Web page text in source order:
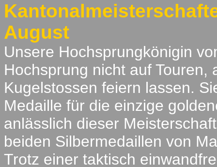
August
Unsere Hochsprungkönigin
Hochsprung nicht auf
Kugelstossen feiern lassen.
Medaille für die einzige
anlässlich dieser
beiden Silbermedaillen von
Trotz einer taktisch